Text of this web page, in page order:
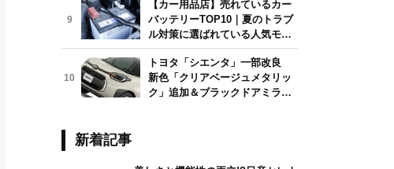
9
【カー用品店】売れているカー
バッテリーTOP10｜夏のトラブ
ル対策に選ばれている人気モデ
ルは？【2026年6月版】
10
トヨタ「シエンタ」一部改良
新色「クリアベージュメタリッ
ク」追加＆ブラックドアミラー
新着記事